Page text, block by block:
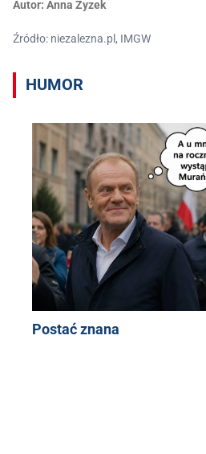
Autor: Anna Zyzek
Źródło: niezalezna.pl, IMGW
HUMOR
Postać znana